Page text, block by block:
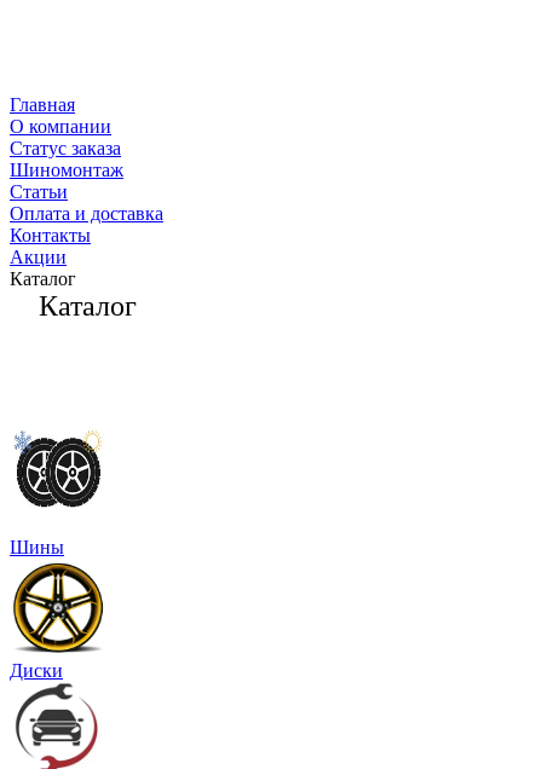
Главная
О компании
Статус заказа
Шиномонтаж
Статьи
Оплата и доставка
Контакты
Акции
Каталог
Каталог
Шины
Диски